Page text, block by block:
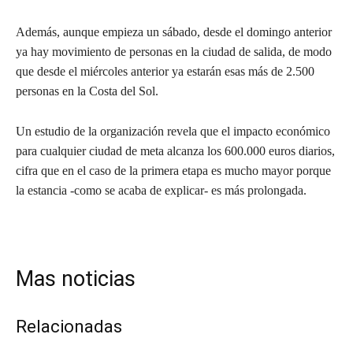
Además, aunque empieza un sábado, desde el domingo anterior
ya hay movimiento de personas en la ciudad de salida, de modo
que desde el miércoles anterior ya estarán esas más de 2.500
personas en la Costa del Sol.
Un estudio de la organización revela que el impacto económico
para cualquier ciudad de meta alcanza los 600.000 euros diarios,
cifra que en el caso de la primera etapa es mucho mayor porque
la estancia -como se acaba de explicar- es más prolongada.
Mas noticias
Relacionadas